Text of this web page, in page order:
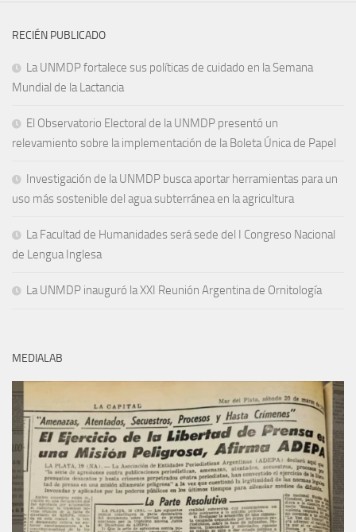
RECIÉN PUBLICADO
La UNMDP fortalece sus políticas de cuidado en la Semana
Mundial de la Lactancia
El Observatorio Electoral de la UNMDP presentó un
relevamiento sobre la implementación de la Boleta Única de Papel
Investigación de la UNMDP busca aportar herramientas para un
uso más sostenible del agua subterránea en la agricultura
La Facultad de Humanidades será sede del I Congreso Nacional
de Lengua Inglesa
La UNMDP inauguró la XXI Reunión Argentina de Ornitología
MEDIALAB